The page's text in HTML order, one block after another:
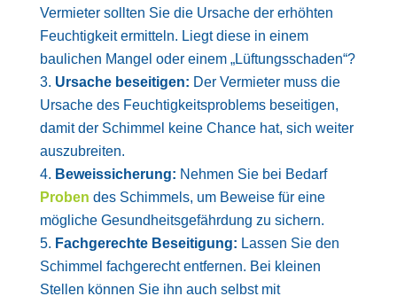
Vermieter sollten Sie die Ursache der erhöhten
Feuchtigkeit ermitteln. Liegt diese in einem
baulichen Mangel oder einem „Lüftungsschaden“?
Ursache beseitigen: Der Vermieter muss die
Ursache des Feuchtigkeitsproblems beseitigen,
damit der Schimmel keine Chance hat, sich weiter
auszubreiten.
Beweissicherung: Nehmen Sie bei Bedarf
Proben des Schimmels, um Beweise für eine
mögliche Gesundheitsgefährdung zu sichern.
Fachgerechte Beseitigung: Lassen Sie den
Schimmel fachgerecht entfernen. Bei kleinen
Stellen können Sie ihn auch selbst mit